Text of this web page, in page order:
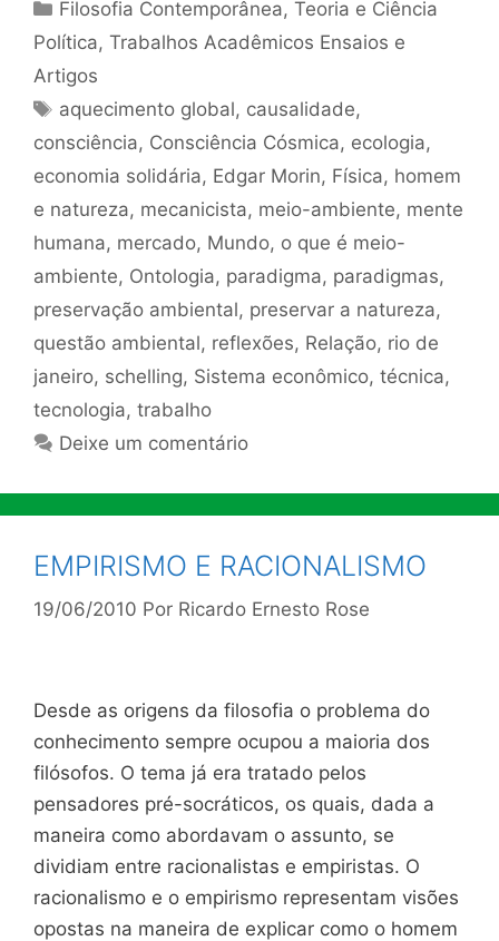
Categorias
Filosofia Contemporânea,Teoria e Ciência
Política, Trabalhos Acadêmicos Ensaios e
Artigos
Tags
aquecimento global, causalidade,
consciência, Consciência Cósmica, ecologia,
economia solidária, Edgar Morin, Física, homem
e natureza, mecanicista, meio-ambiente, mente
humana, mercado, Mundo, o que é meio-
ambiente, Ontologia, paradigma, paradigmas,
preservação ambiental, preservar a natureza,
questão ambiental, reflexões, Relação, rio de
janeiro, schelling, Sistema econômico, técnica,
tecnologia, trabalho
Deixe um comentário
EMPIRISMO E RACIONALISMO
19/06/2010 Por Ricardo Ernesto Rose
Desde as origens da filosofia o problema do
conhecimento sempre ocupou a maioria dos
filósofos. O tema já era tratado pelos
pensadores pré-socráticos, os quais, dada a
maneira como abordavam o assunto, se
dividiam entre racionalistas e empiristas. O
racionalismo e o empirismo representam visões
opostas na maneira de explicar como o homem